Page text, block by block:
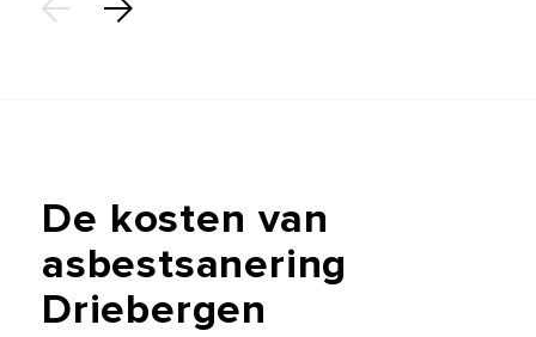
De kosten van
asbestsanering
Driebergen